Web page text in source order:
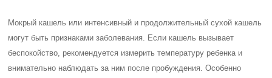
Мокрый кашель или интенсивный и продолжительный сухой кашель
могут быть признаками заболевания. Если кашель вызывает
беспокойство, рекомендуется измерить температуру ребенка и
внимательно наблюдать за ним после пробуждения. Особенно